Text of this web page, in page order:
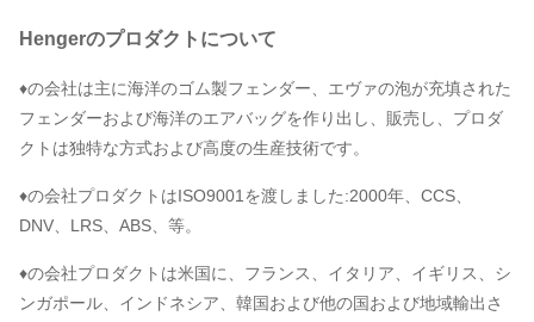
Hengerのプロダクトについて
♦の会社は主に海洋のゴム製フェンダー、エヴァの泡が充填された
フェンダーおよび海洋のエアバッグを作り出し、販売し、プロダ
クトは独特な方式および高度の生産技術です。
♦の会社プロダクトはISO9001を渡しました:2000年、CCS、
DNV、LRS、ABS、等。
♦の会社プロダクトは米国に、フランス、イタリア、イギリス、シ
ンガポール、インドネシア、韓国および他の国および地域輸出さ